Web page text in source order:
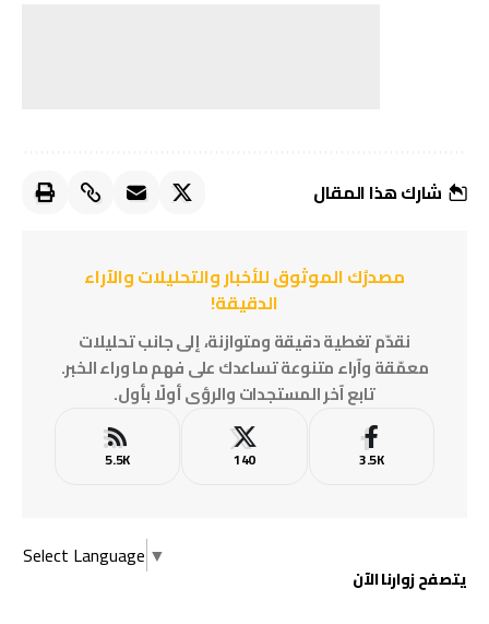
شارك هذا المقال
مصدرُك الموثوق للأخبار والتحليلات والآراء
الدقيقة!
نقدّم تغطية دقيقة ومتوازنة، إلى جانب تحليلات
معمّقة وآراء متنوعة تساعدك على فهم ما وراء الخبر.
تابع آخر المستجدات والرؤى أولًا بأول.
3.5K
140
5.5K
Select Language ▼
يتصفح زوارنا الآن